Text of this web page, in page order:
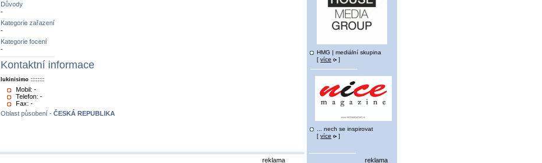
Důvody
-
Kategorie zařazení
-
Kategorie focení
-
Kontaktní informace
lukinisimo ::::::::
Mobil: -
Telefon: -
Fax: -
Oblast působení - ČESKÁ REPUBLIKA
HMG | mediální skupina
[ více ]
... nech se inspirovat
[ více ]
reklama reklama